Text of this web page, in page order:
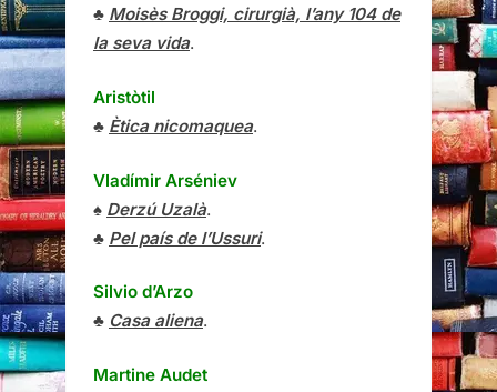
♣ Moisès Broggi, cirurgià, l’any 104 de
la seva vida.
Aristòtil
♣ Ètica nicomaquea.
Vladímir Arséniev
♠ Derzú Uzalà.
♣ Pel país de l’Ussuri.
Silvio d’Arzo
♣ Casa aliena.
Martine Audet